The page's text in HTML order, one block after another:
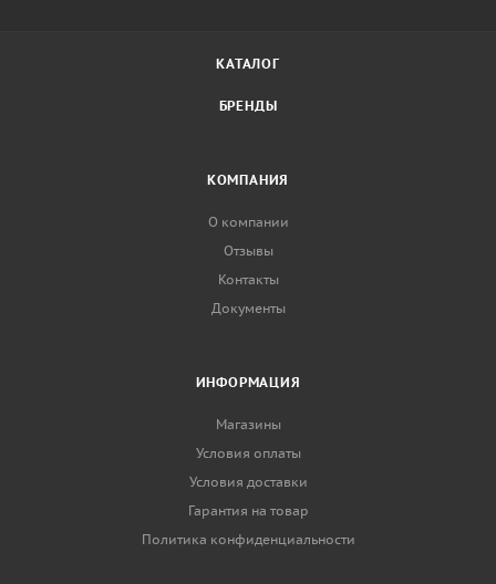
КАТАЛОГ
БРЕНДЫ
КОМПАНИЯ
О компании
Отзывы
Контакты
Документы
ИНФОРМАЦИЯ
Магазины
Условия оплаты
Условия доставки
Гарантия на товар
Политика конфиденциальности